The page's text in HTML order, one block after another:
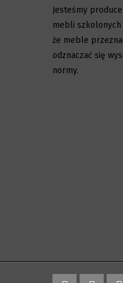
Jesteśmy
mebli
że meble
odznaczać się
normy.